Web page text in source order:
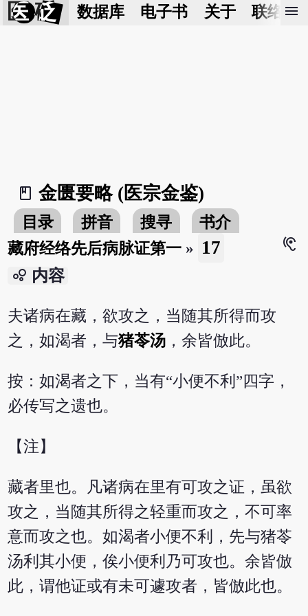
医 砭 数据库 电子书 关于 联络我
menu
book_2
金匮要略 (医宗金鉴)
目录 拼音 搜寻
书介
藏府经络先后病脉证第一 » 17
hearing
bubble_chart 内容
夫诸病在藏，欲攻之，当随其所得而攻
之，如渴者，与猪苓汤 ，余皆倣此。
按：如渴者之下，当有“小便不利”四字，
必传写之遗也。
【注】
藏者里也。凡诸病在里有可攻之证，虽欲
攻之，当随其所得之轻重而攻之，不可率
意而攻之也。如渴者小便不利，先与猪苓
汤利其小便，俟小便利乃可攻也。余皆倣
此，谓他证或有未可遽攻者，皆倣此也。